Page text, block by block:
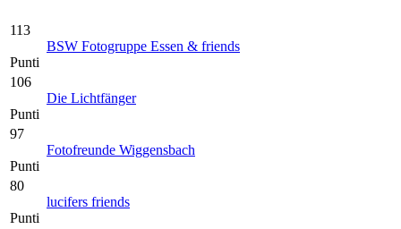
113
Punti
BSW Fotogruppe Essen & friends
106
Punti
Die Lichtfänger
97
Punti
Fotofreunde Wiggensbach
80
Punti
lucifers friends